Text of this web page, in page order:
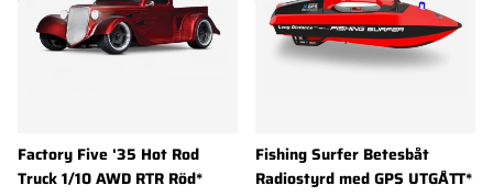
Factory Five '35 Hot Rod
Truck 1/10 AWD RTR Röd*
Fishing Surfer Betesbåt
Radiostyrd med GPS UTGÅTT*